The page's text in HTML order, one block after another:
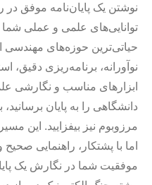
نوشتن یک پایان‌نامه موفق در
توانایی‌های علمی و عملی شما
حیاتی‌ترین حوزه‌های
نوآورانه، برنامه‌ریزی
ابزارهای مناسب و نگارشی
دانشگاهی را به پایان
مرزوبوم نیز بیفزایید. این
اما با پشتکار، راهنمایی
موفقیت شما در نگارش یک